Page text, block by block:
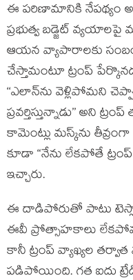
ఈ పరిణామానికి నేపథ్యం
ప్రభుత్వ బడ్జెట్
ఆయన వ్యాపారాలకు
చేస్తామంటూ ట్రంప్
‘‘ఎలాన్‌ను వెళ్లిపోమని
ప్రవర్తిస్తున్నాడు’’
కామెంట్లు మస్క్‌ను
కూడా “నేను లేకపోతే
ఇచ్చారు.
ఈ దాడిపోరుతో పాటు
ఈవీ ప్రోత్సాహకాలు
కానీ ట్రంప్ వ్యాఖ్యల
పడిపోయింది. గత ఐదు